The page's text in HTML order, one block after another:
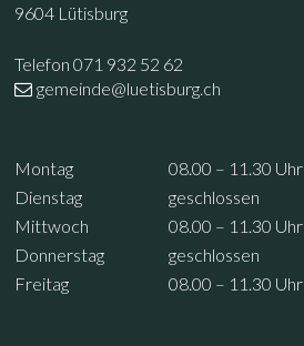
9604 Lütisburg
Telefon 071 932 52 62
gemeinde@luetisburg.ch
Öffnungszeiten
Wochentag VormittagNachmittag
Montag 08.00 – 11.30 Uhr
Dienstag geschlossen
Mittwoch 08.00 – 11.30 Uhr
Donnerstag geschlossen
Freitag 08.00 – 11.30 Uhr